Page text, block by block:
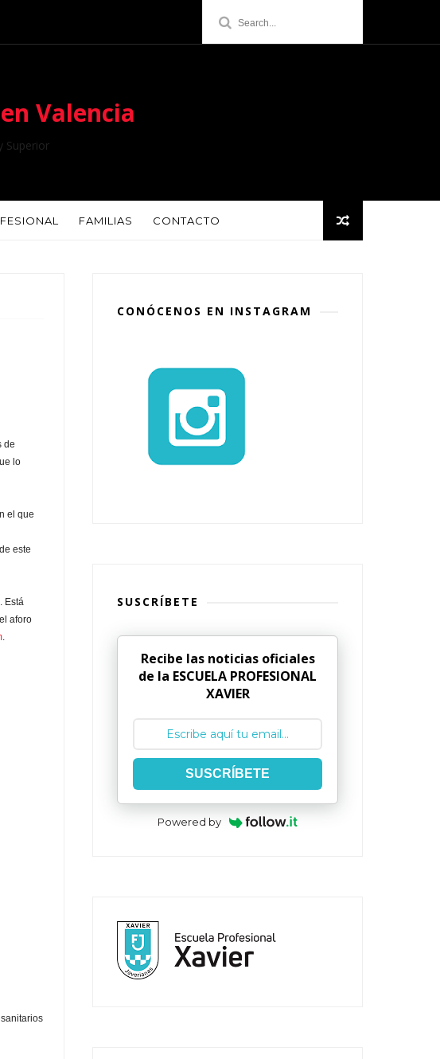
Valencia
Superior
FAMILIAS CONTACTO
de
lo
el que
este
Está
aforo
.
CONÓCENOS EN INSTAGRAM
SUSCRÍBETE
Recibe las noticias oficiales
de la ESCUELA PROFESIONAL
XAVIER
SUSCRÍBETE
Powered by